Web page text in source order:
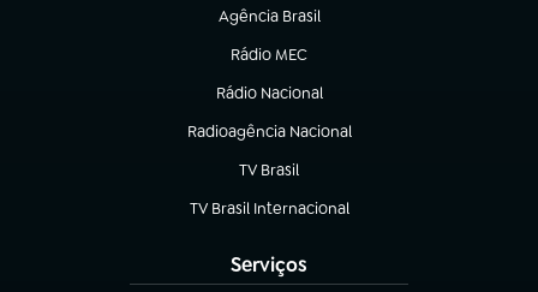
Agência Brasil
(abre em nova aba)
Rádio MEC
(abre em nova aba)
Rádio Nacional
Radioagência Nacional
(abre em nova aba)
TV Brasil
(abre em nova aba)
TV Brasil Internacional
(abre em nova aba)
Serviços